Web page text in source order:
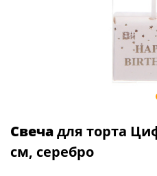
Свечадля торта
см, серебро